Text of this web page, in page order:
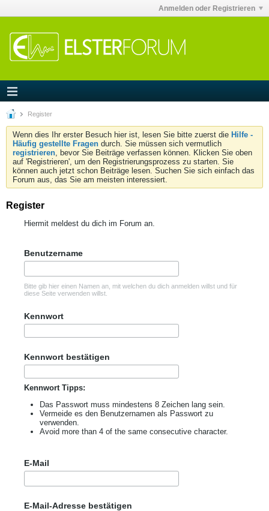
Anmelden oder Registrieren
Register
Wenn dies Ihr erster Besuch hier ist, lesen Sie bitte zuerst die Hilfe -
Häufig gestellte Fragen durch. Sie müssen sich vermutlich
registrieren, bevor Sie Beiträge verfassen können. Klicken Sie oben
auf 'Registrieren', um den Registrierungsprozess zu starten. Sie
können auch jetzt schon Beiträge lesen. Suchen Sie sich einfach das
Forum aus, das Sie am meisten interessiert.
Register
Hiermit meldest du dich im Forum an.
Benutzername
Bitte gib hier einen Namen an, mit welchen du dich anmelden willst und für
diese Seite verwenden willst.
Kennwort
Kennwort bestätigen
Kennwort Tipps:
Das Passwort muss mindestens 8 Zeichen lang sein.
Vermeide es den Benutzernamen als Passwort zu
verwenden.
Avoid more than 4 of the same consecutive character.
E-Mail
E-Mail-Adresse bestätigen